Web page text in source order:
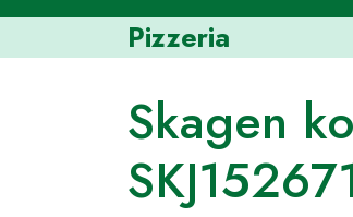
Skip
content
Pizzeria
Skagen